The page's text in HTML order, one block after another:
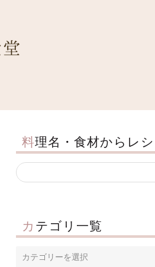
料理名・食材からレ
カテゴリ一覧